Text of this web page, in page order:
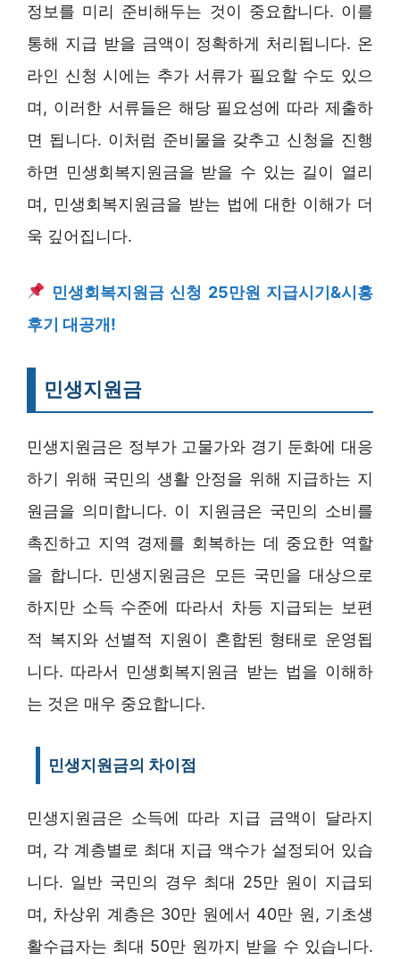
정보를 미리 준비해두는 것이 중요합니다. 이를
통해 지급 받을 금액이 정확하게 처리됩니다. 온
라인 신청 시에는 추가 서류가 필요할 수도 있으
며, 이러한 서류들은 해당 필요성에 따라 제출하
면 됩니다. 이처럼 준비물을 갖추고 신청을 진행
하면 민생회복지원금을 받을 수 있는 길이 열리
며, 민생회복지원금을 받는 법에 대한 이해가 더
욱 깊어집니다.
민생회복지원금 신청 25만원 지급시기&시흥
후기 대공개!
민생지원금
민생지원금은 정부가 고물가와 경기 둔화에 대응
하기 위해 국민의 생활 안정을 위해 지급하는 지
원금을 의미합니다. 이 지원금은 국민의 소비를
촉진하고 지역 경제를 회복하는 데 중요한 역할
을 합니다. 민생지원금은 모든 국민을 대상으로
하지만 소득 수준에 따라서 차등 지급되는 보편
적 복지와 선별적 지원이 혼합된 형태로 운영됩
니다. 따라서 민생회복지원금 받는 법을 이해하
는 것은 매우 중요합니다.
민생지원금의 차이점
민생지원금은 소득에 따라 지급 금액이 달라지
며, 각 계층별로 최대 지급 액수가 설정되어 있습
니다. 일반 국민의 경우 최대 25만 원이 지급되
며, 차상위 계층은 30만 원에서 40만 원, 기초생
활수급자는 최대 50만 원까지 받을 수 있습니다.